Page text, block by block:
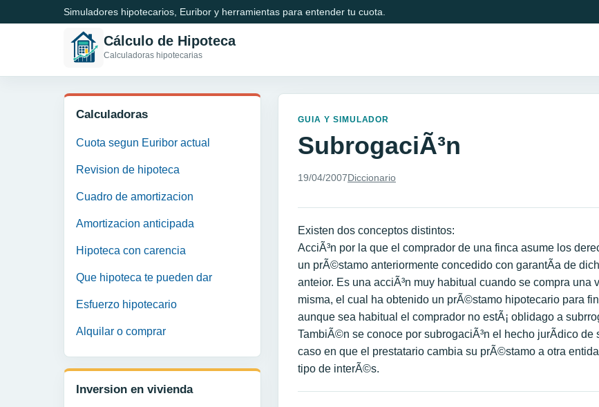
Simuladores hipotecarios, Euribor y herramientas para entender tu cuota.
Cálculo de Hipoteca
Calculadoras hipotecarias
Calculadoras
Cuota segun Euribor actual
Revision de hipoteca
Cuadro de amortizacion
Amortizacion anticipada
Hipoteca con carencia
Que hipoteca te pueden dar
Esfuerzo hipotecario
Alquilar o comprar
Inversion en vivienda
GUIA Y SIMULADOR
SubrogaciÃ³n
19/04/2007Diccionario
Existen dos conceptos distintos:
AcciÃ³n por la que el comprador de una finca asume los
un prÃ©stamo anteriormente concedido con garantÃ­a de
anteior. Es una acciÃ³n muy habitual cuando se compra
misma, el cual ha obtenido un prÃ©stamo hipotecario para
aunque sea habitual el comprador no estÃ¡ oblidago a
TambiÃ©n se conoce por subrogaciÃ³n el hecho jurÃ­dico de
caso en que el prestatario cambia su prÃ©stamo a otra
tipo de interÃ©s.